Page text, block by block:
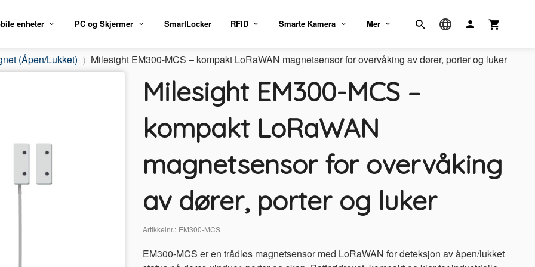
enheter PC og Skjermer SmartLocker RFID Smarte Kamera Mer
(Åpen/Lukket) Milesight EM300-MCS – kompakt LoRaWAN magnetsensor for overvåking av dører, porter og luker
Milesight EM300-MCS –
kompakt LoRaWAN
magnetsensor for overvåking
av dører, porter og luker
Artikkelnr.: EM300-MCS
EM300-MCS er en trådløs magnetsensor med LoRaWAN for deteksjon av åpen/lukket